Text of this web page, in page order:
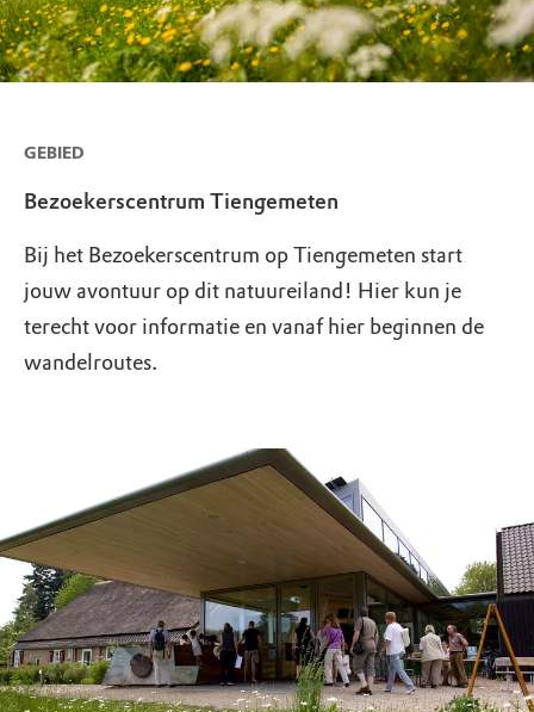
GEBIED
Bezoekerscentrum Tiengemeten
Bij het Bezoekerscentrum op Tiengemeten start
jouw avontuur op dit natuureiland! Hier kun je
terecht voor informatie en vanaf hier beginnen de
wandelroutes.